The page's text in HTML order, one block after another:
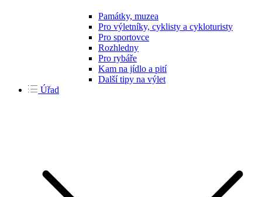
Památky, muzea
Pro výletníky, cyklisty a cykloturisty
Pro sportovce
Rozhledny
Pro rybáře
Kam na jídlo a pití
Další tipy na výlet
Úřad